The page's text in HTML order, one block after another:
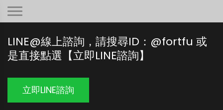
LINE@線上諮詢，請搜尋ID：@fortfu 或
是直接點選【立即LINE諮詢】
立即LINE諮詢